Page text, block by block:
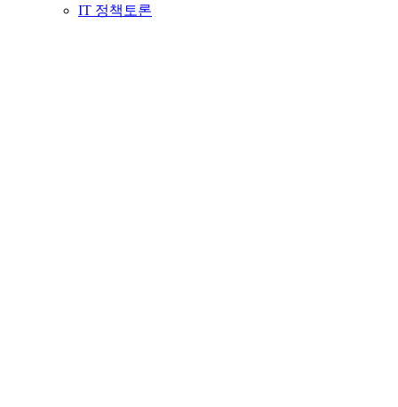
IT 정책토론